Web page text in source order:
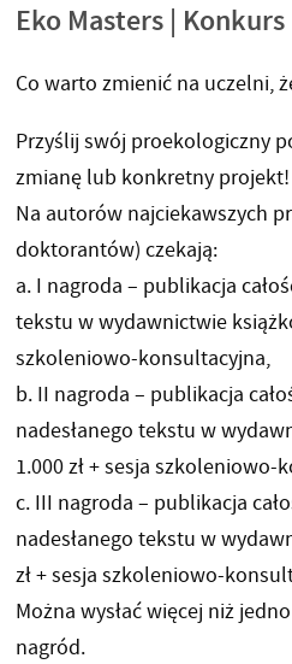
Eko Masters | Konkurs
Co warto zmienić na uczelni,
Przyślij swój proekologiczny
zmianę lub konkretny projekt!
Na autorów najciekawszych
doktorantów) czekają:
a. I nagroda – publikacja
tekstu w wydawnictwie
szkoleniowo-konsultacyjna,
b. II nagroda – publikacja
nadesłanego tekstu w
1.000 zł + sesja szkoleniowo-
c. III nagroda – publikacja
nadesłanego tekstu w
zł + sesja szkoleniowo-
Można wysłać więcej niż
nagród.